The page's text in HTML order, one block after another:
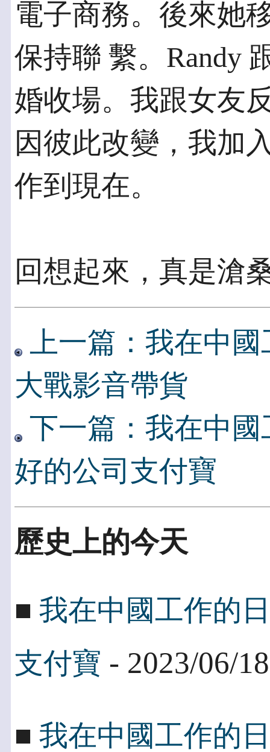
電子商務。後來她
保持聯 繫。Randy
婚收場。我跟女友
因彼此改變，我加
作到現在。
回想起來，真是滄
上一篇：我在中
大戰影音帶貨
下一篇：我在中
好的公司支付寶
歷史上的今天
■ 我在中國工作的
支付寶 - 2023/06/18
■ 我在中國工作的